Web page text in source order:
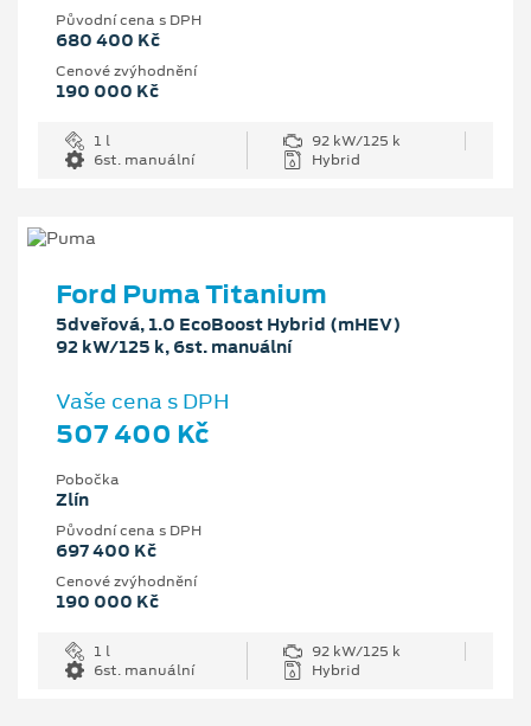
Původní cena s DPH
680 400 Kč
Cenové zvýhodnění
190 000 Kč
1 l
92 kW/125 k
6st. manuální
Hybrid
Ford Puma Titanium
5dveřová, 1.0 EcoBoost Hybrid (mHEV)
92 kW/125 k, 6st. manuální
Vaše cena s DPH
507 400 Kč
Pobočka
Zlín
Původní cena s DPH
697 400 Kč
Cenové zvýhodnění
190 000 Kč
1 l
92 kW/125 k
6st. manuální
Hybrid